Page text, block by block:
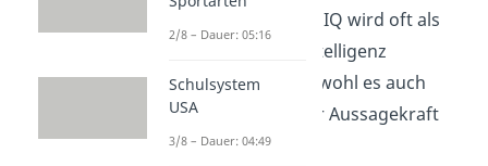
bewerten. Der IQ wird oft als
Maß für die Intelligenz
betrachtet, obwohl es auch
Kritik an seiner Aussagekraft
gibt.
2/8 – Dauer: 05:16
Schulsystem
USA
3/8 – Dauer: 04:49